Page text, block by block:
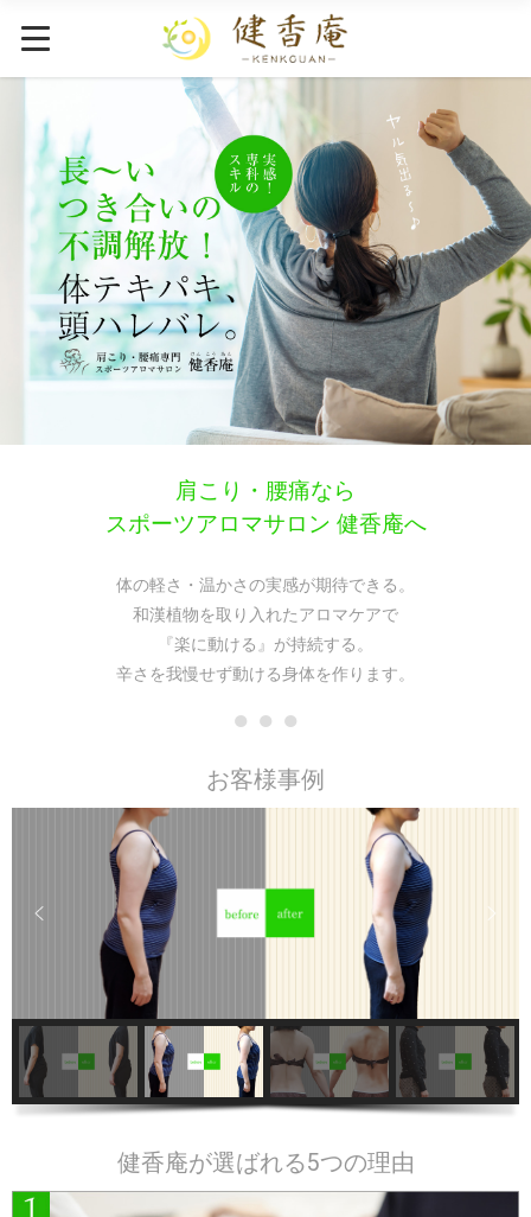
肩こり・腰痛なら
スポーツアロマサロン 健香庵へ
体の軽さ・温かさの実感が期待できる。
和漢植物を取り入れたアロマケアで
『楽に動ける』が持続する。
辛さを我慢せず動ける身体を作ります。
● ● ●
お客様事例
健香庵が選ばれる5つの理由